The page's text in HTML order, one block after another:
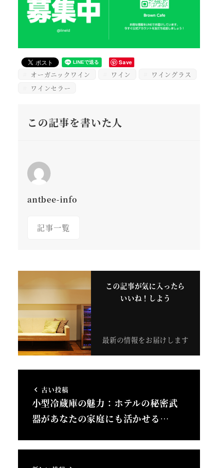
Save
オーガニックワイン ワイン
ワイングラス
ワインセラー
この記事を書いた人
antbee-info
記事一覧
この記事が気に入ったら
いいね！しよう
最新の情報をお届けします
古い投稿
小型冷蔵庫の魅力：ホテルの秘密武
器があなたの家庭にも活かせる…